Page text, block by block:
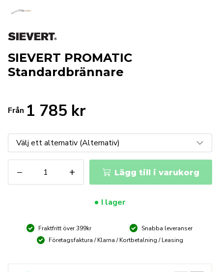
SIEVERT PROMATIC
Standardbrännare
Från 1 785 kr
−
PROMATIC
Standardbrännare
+ Lägg till i varukorg
I lager
Fraktfritt över 399kr
Snabba leveranser
Företagsfaktura / Klarna / Kortbetalning / Leasing